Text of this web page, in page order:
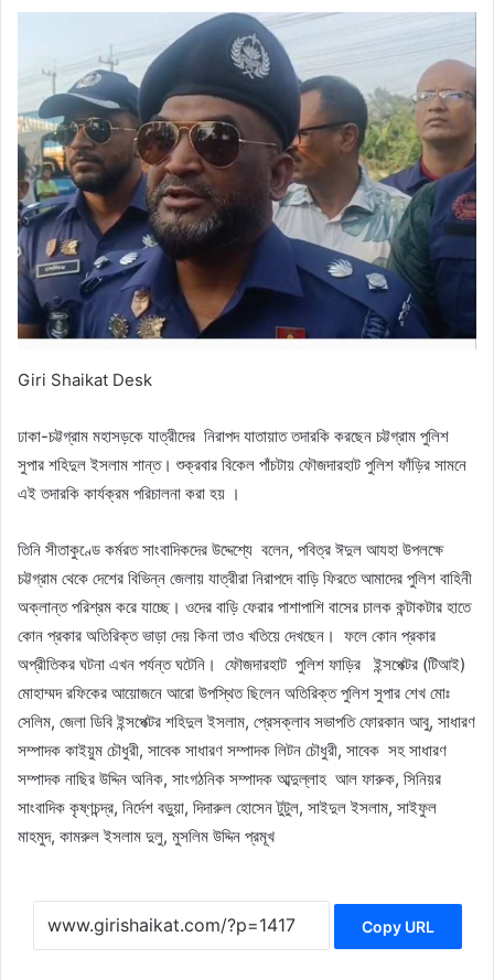
Giri Shaikat Desk
ঢাকা-চট্টগ্রাম মহাসড়কে যাত্রীদের নিরাপদ যাতায়াত তদারকি করছেন চট্টগ্রাম পুলিশ
সুপার শহিদুল ইসলাম শান্ত। শুক্রবার বিকেল পাঁচটায় ফৌজদারহাট পুলিশ ফাঁড়ির সামনে
এই তদারকি কার্যক্রম পরিচালনা করা হয় ।
তিনি সীতাকুণ্ডে কর্মরত সাংবাদিকদের উদ্দেশ্যে বলেন, পবিত্র ঈদুল আযহা উপলক্ষে
চট্টগ্রাম থেকে দেশের বিভিন্ন জেলায় যাত্রীরা নিরাপদে বাড়ি ফিরতে আমাদের পুলিশ বাহিনী
অক্লান্ত পরিশ্রম করে যাচ্ছে। ওদের বাড়ি ফেরার পাশাপাশি বাসের চালক কন্টাকটার হাতে
কোন প্রকার অতিরিক্ত ভাড়া দেয় কিনা তাও খতিয়ে দেখছেন। ফলে কোন প্রকার
অপ্রীতিকর ঘটনা এখন পর্যন্ত ঘটেনি। ফৌজদারহাট পুলিশ ফাড়ির ইন্সপেক্টর (টিআই)
মোহাম্মদ রফিকের আয়োজনে আরো উপস্থিত ছিলেন অতিরিক্ত পুলিশ সুপার শেখ মোঃ
সেলিম, জেলা ডিবি ইন্সপেক্টর শহিদুল ইসলাম, প্রেসক্লাব সভাপতি ফোরকান আবু, সাধারণ
সম্পাদক কাইয়ুম চৌধুরী, সাবেক সাধারণ সম্পাদক লিটন চৌধুরী, সাবেক সহ সাধারণ
সম্পাদক নাছির উদ্দিন অনিক, সাংগঠনিক সম্পাদক আব্দুল্লাহ আল ফারুক, সিনিয়র
সাংবাদিক কৃষ্ণচন্দ্র, নির্দেশ বড়ুয়া, দিদারুল হোসেন টুটুল, সাইদুল ইসলাম, সাইফুল
মাহমুদ, কামরুল ইসলাম দুলু, মুসলিম উদ্দিন প্রমূখ
Copy URL